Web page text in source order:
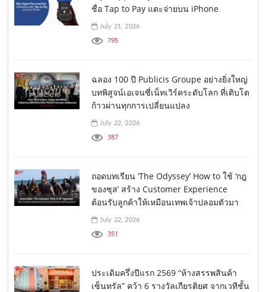
ชื่อ Tap to Pay แตะจ่ายบน iPhone
July 21, 2026
795
ฉลอง 100 ปี Publicis Groupe อย่างยิ่งใหญ่
บทพิสูจน์เอเจนซี่เน็ทเวิร์คระดับโลก ที่เติบโต
ก้าวผ่านทุกการเปลี่ยนแปลง
July 22, 2026
387
ถอดบทเรียน ‘The Odyssey’ How to ใช้ ‘กฎ
ของซุส’ สร้าง Customer Experience
ต้อนรับลูกค้าให้เหมือนเทพเจ้าปลอมตัวมา
July 22, 2026
351
ประเดิมครึ่งปีแรก 2569 “ห้างสรรพสินค้า
เซ็นทรัล” คว้า 6 รางวัลเกียรติยศ จากเวทีชั้น